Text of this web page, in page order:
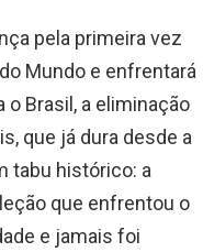
pela primeira vez
Mundo e enfrentará
o Brasil, a eliminação
que já dura desde a
tabu histórico: a
que enfrentou o
e jamais foi